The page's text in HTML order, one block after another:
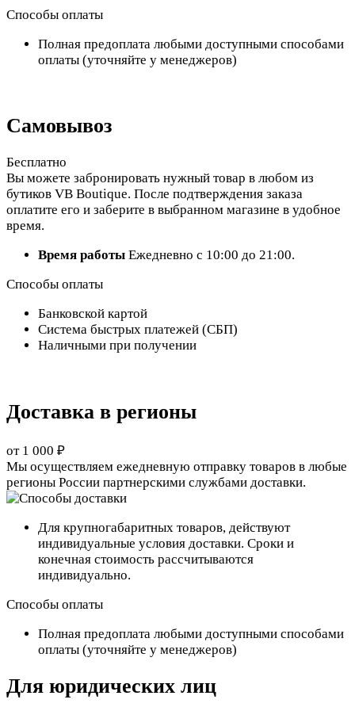
Способы оплаты
Полная предоплата любыми доступными способами
оплаты (уточняйте у менеджеров)
Самовывоз
Бесплатно
Вы можете забронировать нужный товар в любом из
бутиков VB Boutique. После подтверждения заказа
оплатите его и заберите в выбранном магазине в удобное
время.
Время работы Ежедневно с 10:00 до 21:00.
Способы оплаты
Банковской картой
Система быстрых платежей (СБП)
Наличными при получении
Доставка в регионы
от 1 000 ₽
Мы осуществляем ежедневную отправку товаров в любые
регионы России партнерскими службами доставки.
Для крупногабаритных товаров, действуют
индивидуальные условия доставки. Сроки и
конечная стоимость рассчитываются
индивидуально.
Способы оплаты
Полная предоплата любыми доступными способами
оплаты (уточняйте у менеджеров)
Для юридических лиц